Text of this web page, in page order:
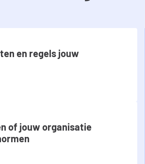
en regels jouw
of jouw organisatie